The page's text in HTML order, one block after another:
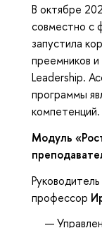
В октябре
совместно с
запустила
преемников
Leadership.
программы
компетенций.
Модуль
профессор